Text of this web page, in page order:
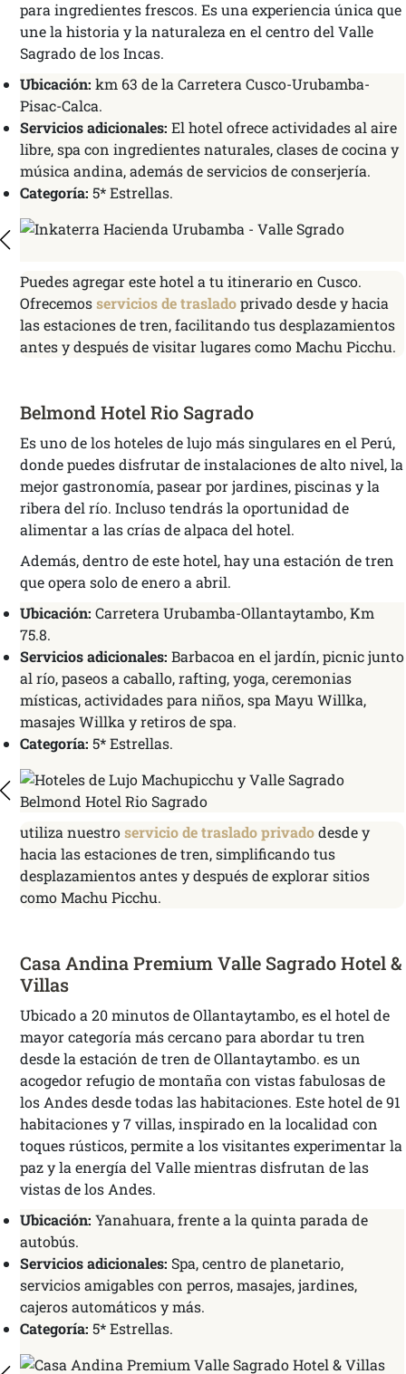
para ingredientes frescos. Es una experiencia única que
une la historia y la naturaleza en el centro del Valle
Sagrado de los Incas.
Ubicación: km 63 de la Carretera Cusco-Urubamba-
Pisac-Calca.
Servicios adicionales: El hotel ofrece actividades al aire
libre, spa con ingredientes naturales, clases de cocina y
música andina, además de servicios de conserjería.
Categoría: 5* Estrellas.
Puedes agregar este hotel a tu itinerario en Cusco.
Ofrecemosservicios de trasladoprivado desde y hacia
las estaciones de tren, facilitando tus desplazamientos
antes y después de visitar lugares como Machu Picchu.
Belmond Hotel Rio Sagrado
Es uno de los hoteles de lujo más singulares en el Perú,
donde puedes disfrutar de instalaciones de alto nivel, la
mejor gastronomía, pasear por jardines, piscinas y la
ribera del río. Incluso tendrás la oportunidad de
alimentar a las crías de alpaca del hotel.
Además, dentro de este hotel, hay una estación de tren
que opera solo de enero a abril.
Ubicación: Carretera Urubamba-Ollantaytambo, Km
75.8.
Servicios adicionales: Barbacoa en el jardín, picnic junto
al río, paseos a caballo, rafting, yoga, ceremonias
místicas, actividades para niños, spa Mayu Willka,
masajes Willka y retiros de spa.
Categoría: 5* Estrellas.
utiliza nuestroservicio de traslado privadodesde y
hacia las estaciones de tren, simplificando tus
desplazamientos antes y después de explorar sitios
como Machu Picchu.
Casa Andina Premium Valle Sagrado Hotel &
Villas
Ubicado a 20 minutos de Ollantaytambo, es el hotel de
mayor categoría más cercano para abordar tu tren
desde la estación de tren de Ollantaytambo. es un
acogedor refugio de montaña con vistas fabulosas de
los Andes desde todas las habitaciones. Este hotel de 91
habitaciones y 7 villas, inspirado en la localidad con
toques rústicos, permite a los visitantes experimentar la
paz y la energía del Valle mientras disfrutan de las
vistas de los Andes.
Ubicación: Yanahuara, frente a la quinta parada de
autobús.
Servicios adicionales: Spa, centro de planetario,
servicios amigables con perros, masajes, jardines,
cajeros automáticos y más.
Categoría: 5* Estrellas.